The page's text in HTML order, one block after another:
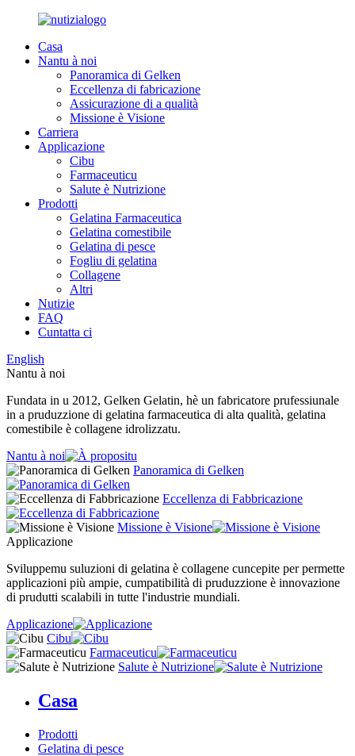
Casa
Nantu à noi
Panoramica di Gelken
Eccellenza di fabricazione
Assicurazione di a qualità
Missione è Visione
Carriera
Applicazione
Cibu
Farmaceuticu
Salute è Nutrizione
Prodotti
Gelatina Farmaceutica
Gelatina comestibile
Gelatina di pesce
Fogliu di gelatina
Collagene
Altri
Nutizie
FAQ
Cuntatta ci
English
Nantu à noi
Fundata in u 2012, Gelken Gelatin, hè un fabricatore prufessiunale
in a pruduzzione di gelatina farmaceutica di alta qualità, gelatina
comestibile è collagene idrolizzatu.
Nantu à noi
Panoramica di Gelken
Eccellenza di Fabbricazione
Missione è Visione
Applicazione
Sviluppemu suluzioni di gelatina è collagene cuncepite per permette
applicazioni più ampie, cumpatibilità di pruduzzione è innovazione
di prudutti scalabili in tutte l'industrie mundiali.
Applicazione
Cibu
Farmaceuticu
Salute è Nutrizione
Casa
Prodotti
Gelatina di pesce